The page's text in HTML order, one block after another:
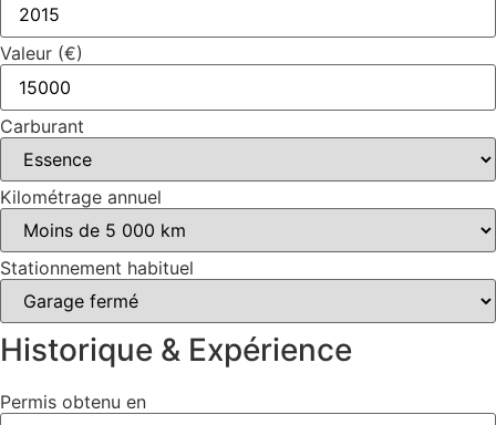
Valeur (€)
Carburant
Kilométrage annuel
Stationnement habituel
Historique & Expérience
Permis obtenu en